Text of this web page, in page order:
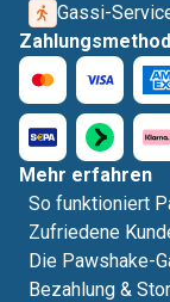
Gassi-
Mehr erfahren
So funktioniert
Zufriedene
Die Pawshake-
Bezahlung &